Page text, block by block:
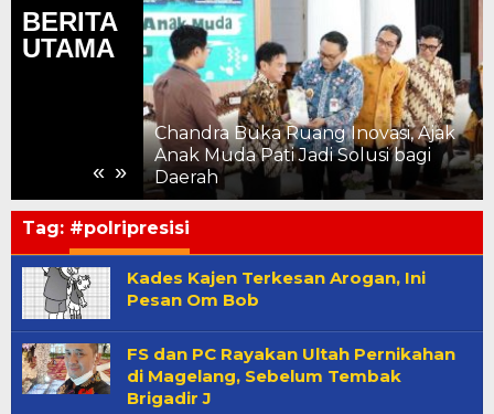
BERITA
UTAMA
« »
Pelosok
Chandra Buka Ruang Inovasi, Ajak
Anak Muda Pati Jadi Solusi bagi
Daerah
Tag: #polripresisi
Kades Kajen Terkesan Arogan, Ini
Pesan Om Bob
FS dan PC Rayakan Ultah Pernikahan
di Magelang, Sebelum Tembak
Brigadir J